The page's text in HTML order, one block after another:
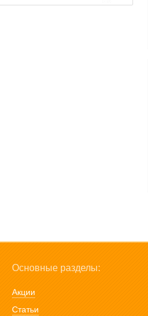
Основные разделы:
Акции
Статьи